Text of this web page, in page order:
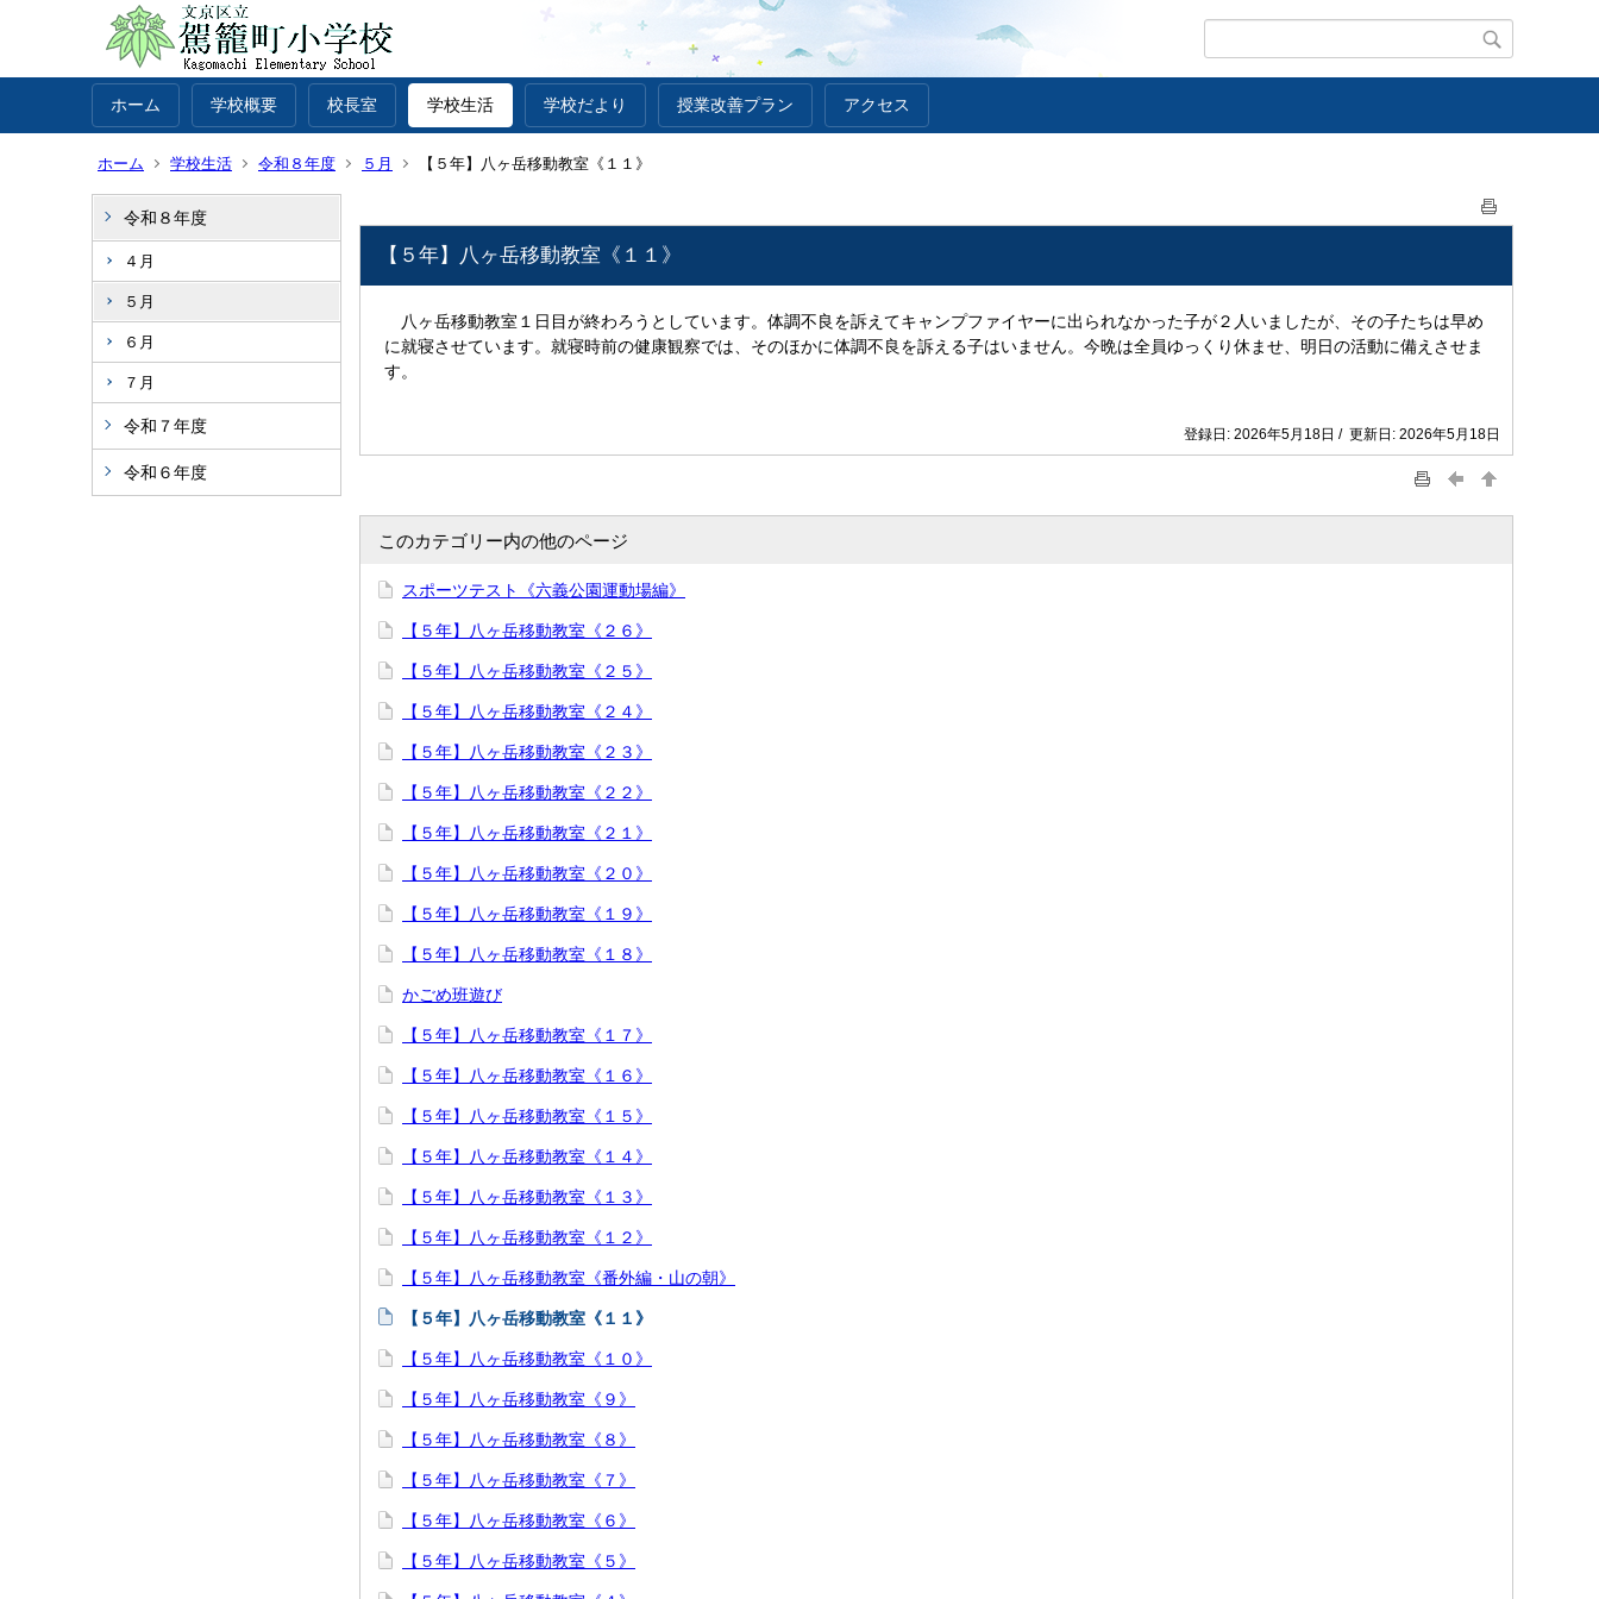
ホーム 学校概要 校長室 学校生活 学校だより 授業改善プラン アクセス
ホーム 学校生活 令和８年度 ５月 【５年】八ヶ岳移動教室《１１》
令和８年度
４月
５月
６月
７月
令和７年度
令和６年度
【５年】八ヶ岳移動教室《１１》
八ヶ岳移動教室１日目が終わろうとしています。体調不良を訴えてキャンプファイヤーに出られなかった子が２人いましたが、その子たちは早め
に就寝させています。就寝時前の健康観察では、そのほかに体調不良を訴える子はいません。今晩は全員ゆっくり休ませ、明日の活動に備えさせま
す。
登録日: 2026年5月18日 / 更新日: 2026年5月18日
このカテゴリー内の他のページ
スポーツテスト《六義公園運動場編》
【５年】八ヶ岳移動教室《２６》
【５年】八ヶ岳移動教室《２５》
【５年】八ヶ岳移動教室《２４》
【５年】八ヶ岳移動教室《２３》
【５年】八ヶ岳移動教室《２２》
【５年】八ヶ岳移動教室《２１》
【５年】八ヶ岳移動教室《２０》
【５年】八ヶ岳移動教室《１９》
【５年】八ヶ岳移動教室《１８》
かごめ班遊び
【５年】八ヶ岳移動教室《１７》
【５年】八ヶ岳移動教室《１６》
【５年】八ヶ岳移動教室《１５》
【５年】八ヶ岳移動教室《１４》
【５年】八ヶ岳移動教室《１３》
【５年】八ヶ岳移動教室《１２》
【５年】八ヶ岳移動教室《番外編・山の朝》
【５年】八ヶ岳移動教室《１１》
【５年】八ヶ岳移動教室《１０》
【５年】八ヶ岳移動教室《９》
【５年】八ヶ岳移動教室《８》
【５年】八ヶ岳移動教室《７》
【５年】八ヶ岳移動教室《６》
【５年】八ヶ岳移動教室《５》